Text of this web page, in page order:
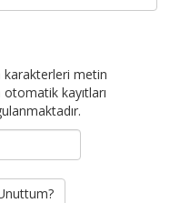
karakterleri metin
kayıtları